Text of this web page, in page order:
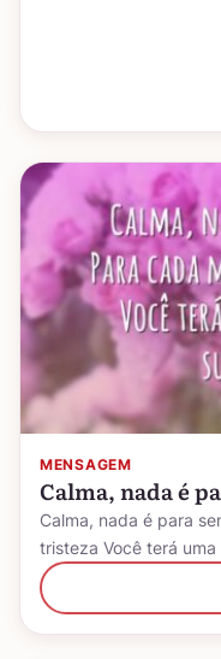
MENSAGEM
Calma, nada é
Calma, nada é para
tristeza Você terá